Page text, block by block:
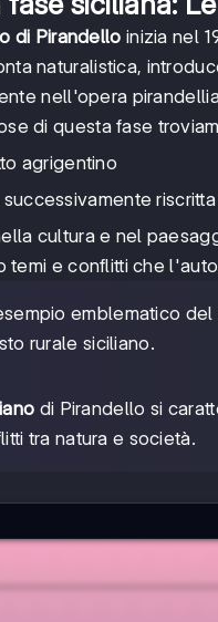
di Pirandello inizia nel
naturalistica,
nell'opera
di questa fase
agrigentino
cultura e nel
temi e conflitti che
emblematico del
rurale siciliano.
di Pirandello si
tra natura e società.